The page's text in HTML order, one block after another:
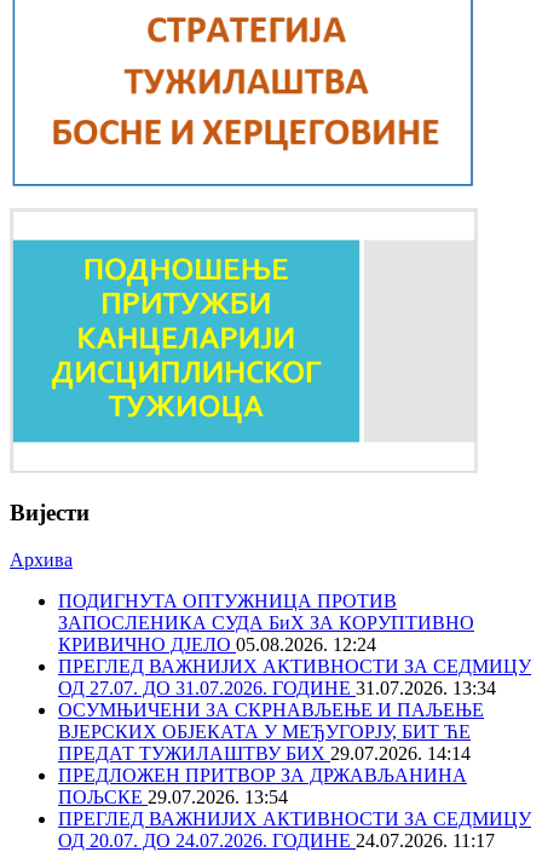
Вијести
Архива
ПОДИГНУТА ОПТУЖНИЦА ПРОТИВ
ЗАПОСЛЕНИКА СУДА БиХ ЗА КОРУПТИВНО
КРИВИЧНО ДЈЕЛО 05.08.2026. 12:24
ПРЕГЛЕД ВАЖНИЈИХ АКТИВНОСТИ ЗА СЕДМИЦУ
ОД 27.07. ДО 31.07.2026. ГОДИНЕ 31.07.2026. 13:34
ОСУМЊИЧЕНИ ЗА СКРНАВЉЕЊЕ И ПАЉЕЊЕ
ВЈЕРСКИХ ОБЈЕКАТА У МЕЂУГОРЈУ, БИТ ЋЕ
ПРЕДАТ ТУЖИЛАШТВУ БИХ 29.07.2026. 14:14
ПРЕДЛОЖЕН ПРИТВОР ЗА ДРЖАВЉАНИНА
ПОЉСКЕ 29.07.2026. 13:54
ПРЕГЛЕД ВАЖНИЈИХ АКТИВНОСТИ ЗА СЕДМИЦУ
ОД 20.07. ДО 24.07.2026. ГОДИНЕ 24.07.2026. 11:17